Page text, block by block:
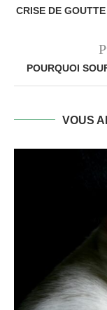
CRISE DE
POURQUOI
VOUS